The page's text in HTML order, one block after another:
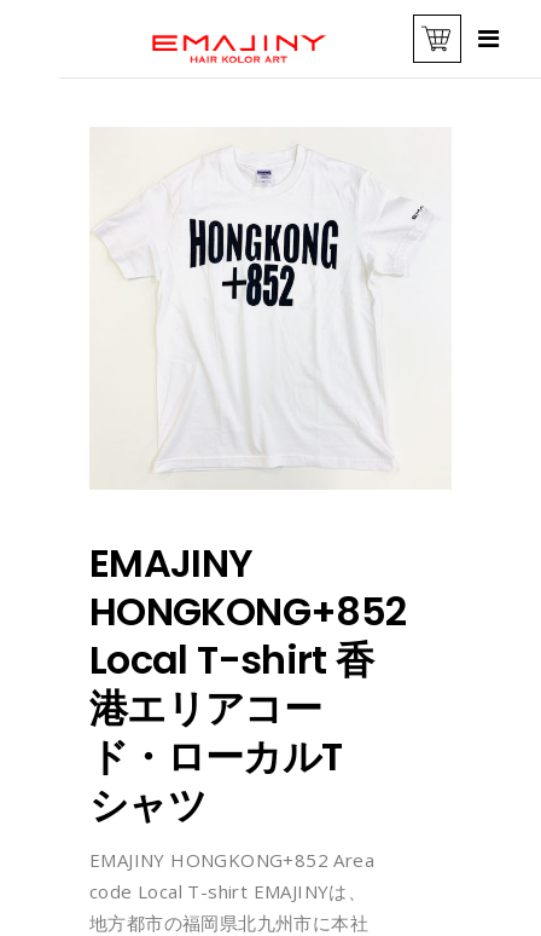
EMAJINY
HONGKONG+852
Local T-shirt 香
港エリアコー
ド・ローカルT
シャツ
EMAJINY HONGKONG+852 Area
code Local T-shirt EMAJINYは、
地方都市の福岡県北九州市に本社